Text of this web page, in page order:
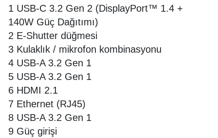
1 USB-C 3.2 Gen 2 (DisplayPort™ 1.4 +
140W Güç Dağıtımı)
2 E-Shutter düğmesi
3 Kulaklık / mikrofon kombinasyonu
4 USB-A 3.2 Gen 1
5 USB-A 3.2 Gen 1
6 HDMI 2.1
7 Ethernet (RJ45)
8 USB-A 3.2 Gen 1
9 Güç girişi